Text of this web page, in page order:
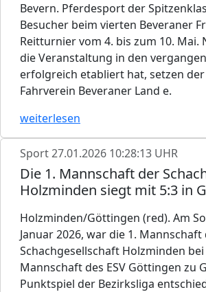
Bevern. Pferdesport der
Besucher beim vierten Beveraner
Reitturnier vom 4. bis zum 10. Mai.
die Veranstaltung in den
erfolgreich etabliert hat, setzen der
Fahrverein Beveraner Land e.
weiterlesen
Sport27.01.2026 10:28:13 UHR
Die 1. Mannschaft der
Holzminden siegt mit 5:3 in
Holzminden/Göttingen (red). Am
Januar 2026, war die 1. Mannschaft
Schachgesellschaft Holzminden bei
Mannschaft des ESV Göttingen zu
Punktspiel der Bezirksliga